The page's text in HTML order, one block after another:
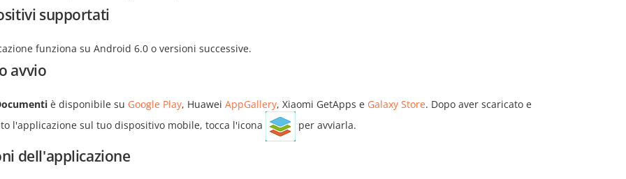
supportati
funziona su Android 6.0 o versioni successive.
avvio
è disponibile su Google Play, Huawei AppGallery, Xiaomi GetApps e Galaxy Store. Dopo aver scaricato e
l'applicazione sul tuo dispositivo mobile, tocca l'icona
per avviarla.
dell'applicazione